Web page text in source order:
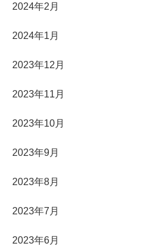
2024年2月
2024年1月
2023年12月
2023年11月
2023年10月
2023年9月
2023年8月
2023年7月
2023年6月